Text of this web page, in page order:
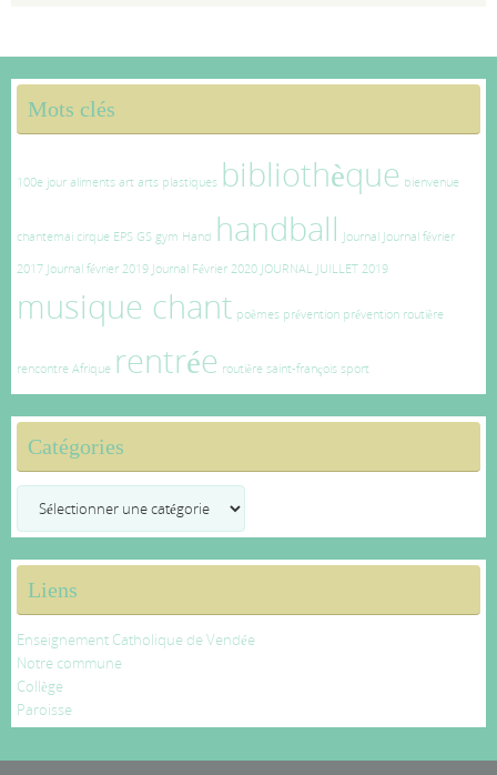
Mots clés
100e jour aliments art arts plastiques bibliothèque bienvenue
chantemai cirque EPS GS gym Hand handball Journal Journal février
2017 Journal février 2019 Journal Février 2020 JOURNAL JUILLET 2019
musique chant poèmes prévention prévention routière
rencontre Afrique rentrée routière saint-françois sport
Catégories
Liens
Enseignement Catholique de Vendée
Notre commune
Collège
Paroisse